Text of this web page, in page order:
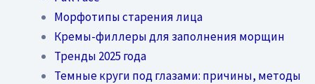
Морфотипы старения лица
Кремы-филлеры для заполнения морщин
Тренды 2025 года
Темные круги под глазами: причины, методы